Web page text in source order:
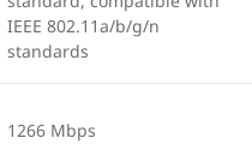
IEEE 802.11a/b/g/n
standards
1266 Mbps